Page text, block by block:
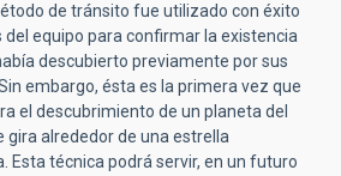
de tránsito fue utilizado con éxito
equipo para confirmar la existencia
descubierto previamente por sus
embargo, ésta es la primera vez que
el descubrimiento de un planeta del
alrededor de una estrella
Esta técnica podrá servir, en un futuro